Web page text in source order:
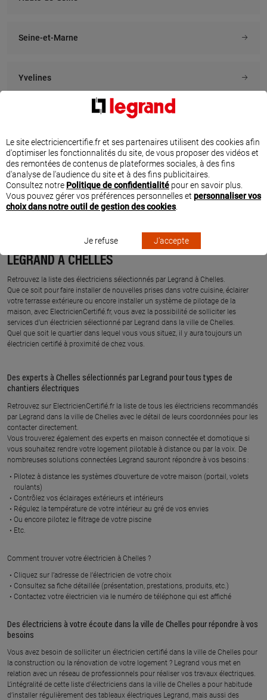
À 19.6 km km
10 rue du general leclerc, 77170
À 23.1 km km
OKIDOM
30 cours raoult, 77100 MEAUX
En savoir plus
À 31.3 km km
CHARELEC
11 rue de la pierre droite, 77440
CONGIS SUR THEROUANNE
En savoir plus
RUDLER ELEC
112 rue salvador allende, 77390
FOUJU
En savoir plus
53 rue neuve des pres, 77120
COULOMMIERS
En savoir plus
7 a rue des margats, 77120
COULOMMIERS
En savoir plus
54 rue de l yvron, 77540
En savoir plus
6 place des victoires, 77950
MAINCY
En savoir plus
DAVID BUGNICOURT
12 rue de l eglise, 77115 SIVRY
En savoir plus
16 route de milly, 77930 CELY EN
BIERE
1 rue du manoir, 77320 ST MARS
VIEUX MAISONS
À 58.7 km km
HARMONIE SECURITE
6 rue de gros bois, 77250 MORET
LOING ET ORVANNE
À 59.6 km km
LELU HARDELEC
26 rue des 4 chemins, 77780
BOURRON MARLOTTE
Seine-et-Marne
Yvelines
Essonne
Val-de-Marne
TROUVEZ UN ÉLECTRICIEN CERTIFIÉ PAR
LEGRAND À CHELLES
Retrouvez la liste des électriciens sélectionnés par Legrand à Chelles.
Que ce soit pour faire installer de nouvelles prises dans votre cuisine, éclairer
votre terrasse extérieure ou encore installer un système de pilotage de la
maison, avec ElectricienCertifié.fr, vous avez la possibilité de solliciter les
services d’un électricien sélectionné par Legrand dans la ville de Chelles.
Quel que soit le quartier dans lequel vous vous situez, il y aura toujours un
électricien certifié à proximité de chez vous.
Des experts à Chelles sélectionnés par Legrand pour tous types de
chantiers électriques
Retrouvez sur ElectricienCertifié.fr la liste de tous les électriciens recommandés
par Legrand dans la ville de Chelles avec le détail de leurs coordonnées pour les
contacter directement.
Vous trouverez également des experts en maison connectée et domotique si
vous souhaitez rendre votre logement pilotable à distance ou par la voix. De
nombreuses solutions connectées Legrand sauront répondre à vos besoins :
Pilotez à distance les systèmes d’ouverture de votre maison (portail, volets
roulants)
Contrôlez vos éclairages extérieurs et intérieurs
Régulez la température de votre intérieur au gré de vos envies
Ou encore pilotez le filtrage de votre piscine
Etc.
Comment trouver votre électricien à Chelles ?
Cliquez sur l’adresse de l’électricien de votre choix
Consultez sa fiche détaillée (présentation, prestations, produits, etc.)
Contactez votre électricien via le numéro de téléphone qui est affiché
Des électriciens à votre écoute dans la ville de Chelles pour répondre à vos
besoins
Vous avez besoin de solliciter un électricien certifié dans la ville de Chelles pour
la construction ou la rénovation de votre logement ? Legrand vous met en
relation avec un réseau de professionnels pour réaliser vos travaux électriques.
L’intégralité de cette liste d’électriciens dans la ville de Chelles a pour habitude
d’installer régulièrement des tableaux électriques Legrand, mais aussi des
Le site electriciencertifie.fr et ses partenaires utilisent des cookies afin
d'optimiser les fonctionnalités du site, de vous proposer des vidéos et
des remontées de contenus de plateformes sociales, à des fins
d'analyse de l'audience du site et à des fins publicitaires.
Consultez notre Politique de confidentialité pour en savoir plus.
Vous pouvez gérer vos préférences personnelles et personnaliser vos
choix dans notre outil de gestion des cookies.
Je refuse J'accepte